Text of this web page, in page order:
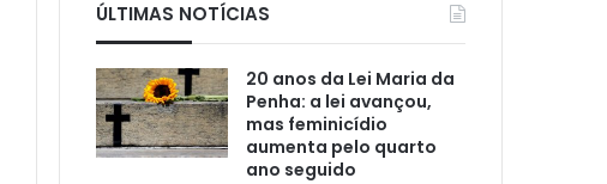
ÚLTIMAS NOTÍCIAS
20 anos da Lei Maria da
Penha: a lei avançou,
mas feminicídio
aumenta pelo quarto
ano seguido